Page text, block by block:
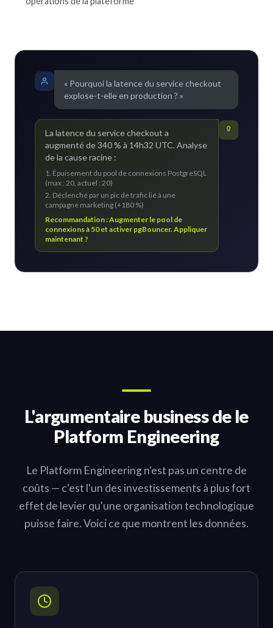
« Pourquoi la latence du service checkout
explose-t-elle en production ? »
La latence du service checkout a
augmenté de 340 % à 14h32 UTC. Analyse
de la cause racine :
1. Épuisement du pool de connexions PostgreSQL
(max : 20, actuel : 20)
2. Déclenché par un pic de trafic lié à une
campagne marketing (+180 %)
Recommandation : Augmenter le pool de
connexions à 50 et activer pgBouncer. Appliquer
maintenant ?
L'argumentaire business de le
Platform Engineering
Le Platform Engineering n'est pas un centre de
coûts — c'est l'un des investissements à plus fort
effet de levier qu'une organisation technologique
puisse faire. Voici ce que montrent les données.